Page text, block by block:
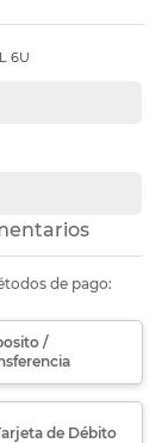
6U
de pago:
/
de Débito